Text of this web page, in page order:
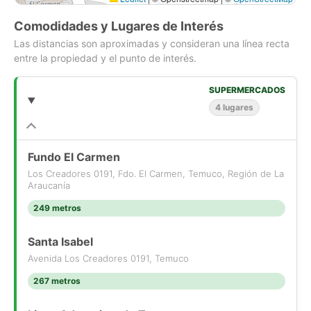
Precio venta: $175.000.000.-
Agenda una visita con nosotros!
Vende Castro&Letelier Propiedades - P20254466REE
Comodidades y Lugares de Interés
Las distancias son aproximadas y consideran una línea recta
entre la propiedad y el punto de interés.
SUPERMERCADOS
4 lugares
Fundo El Carmen
Los Creadores 0191, Fdo. El Carmen, Temuco, Región de La
Araucanía
249 metros
Santa Isabel
Avenida Los Creadores 0191, Temuco
267 metros